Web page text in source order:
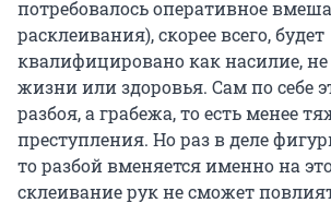
потребовалось оперативное
расклеивания), скорее всего, будет
квалифицировано как насилие, не
жизни или здоровья. Сам по себе
разбоя, а грабежа, то есть менее
преступления. Но раз в деле
то разбой вменяется именно на
склеивание рук не сможет